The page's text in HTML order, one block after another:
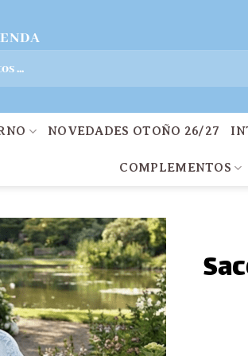
NOVEDADES OTOÑO 26/27
COMPLEMENTOS